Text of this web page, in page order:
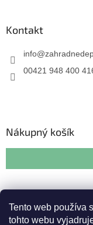
Tento web používa
tohto webu
Kontakt
info@
00421 948 400
Nákupný košík